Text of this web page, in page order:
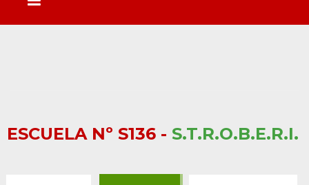
ESCUELA Nº S136 - S.T.R.O.B.E.R.I.